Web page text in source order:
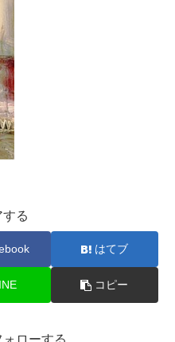
する
はてブ
コピー